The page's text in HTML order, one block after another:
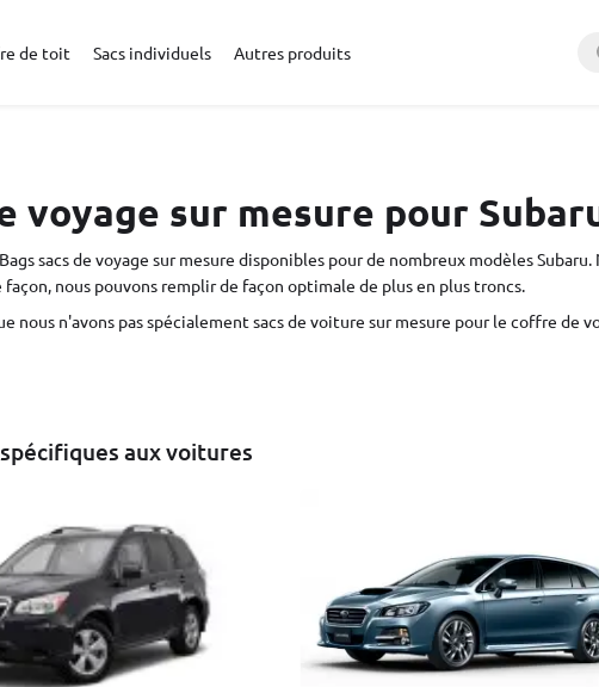
de toit Sacs individuels Autres produits
voyage sur mesure pour
sacs de voyage sur mesure disponibles pour de nombreux modèles
nous pouvons remplir de façon optimale de plus en plus troncs.
nous n'avons pas spécialement sacs de voiture sur mesure pour le coffre de
aux voitures